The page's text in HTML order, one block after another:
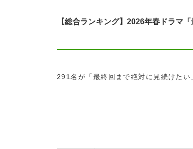
【総合ランキング】2026年春ドラマ
291名が「最終回まで絶対に見続けたい